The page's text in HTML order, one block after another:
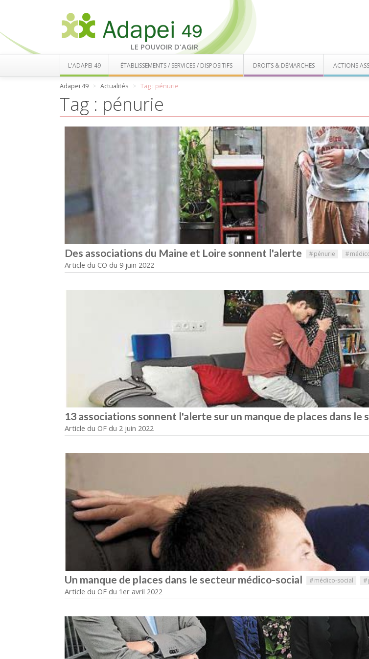
LE POUVOIR D'AGIR
L'ADAPEI 49 ÉTABLISSEMENTS / SERVICES / DISPOSITIFS DROITS & DÉMARCHES ACTIONS
Adapei 49 Actualités Tag : pénurie
Tag : pénurie
Des associations du Maine et Loire sonnent l'alerte #pénurie #
Article du CO du 9 juin 2022
13 associations sonnent l'alerte sur un manque de places dans le
Article du OF du 2 juin 2022
Un manque de places dans le secteur médico-social #médico-social #
Article du OF du 1er avril 2022